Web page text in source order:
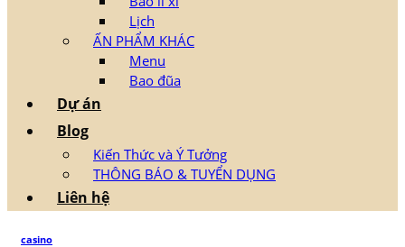
Lịch
ẤN PHẨM KHÁC
Menu
Bao đũa
Dự án
Blog
Kiến Thức và Ý Tưởng
THÔNG BÁO & TUYỂN DỤNG
Liên hệ
casino